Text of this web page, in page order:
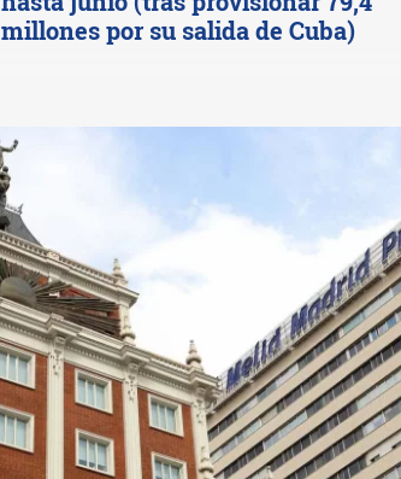
millones por su salida de Cuba)